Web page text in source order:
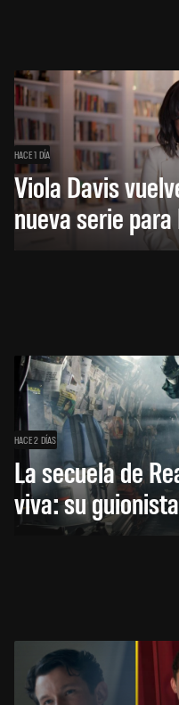
HACE 1 DÍA
Viola Davis
nueva serie
HACE 2 DÍAS
La secuela de
viva: su